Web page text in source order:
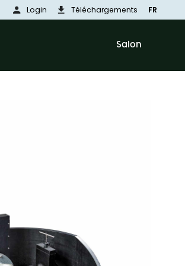
Salon
person Login download Téléchargements FR